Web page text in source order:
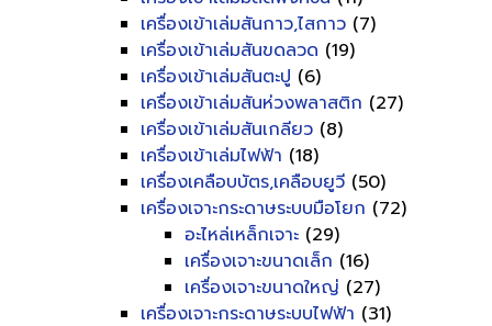
เครื่องเข้าเล่มสันกาว,ไสกาว (7)
เครื่องเข้าเล่มสันขดลวด (19)
เครื่องเข้าเล่มสันตะปู (6)
เครื่องเข้าเล่มสันห่วงพลาสติก (27)
เครื่องเข้าเล่มสันเกลียว (8)
เครื่องเข้าเล่มไฟฟ้า (18)
เครื่องเคลือบบัตร,เคลือบยูวี (50)
เครื่องเจาะกระดาษระบบมือโยก (72)
อะไหล่เหล็กเจาะ (29)
เครื่องเจาะขนาดเล็ก (16)
เครื่องเจาะขนาดใหญ่ (27)
เครื่องเจาะกระดาษระบบไฟฟ้า (31)